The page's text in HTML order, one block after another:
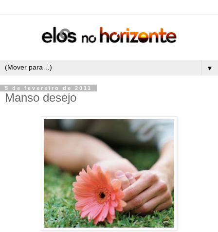
▼
5 de fevereiro de 2011
Manso desejo